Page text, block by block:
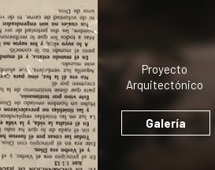
Proyecto
Arquitectónico
Galería